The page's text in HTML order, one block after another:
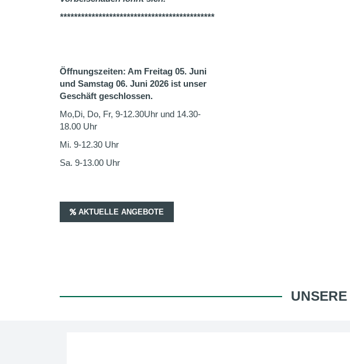
********************************************
Öffnungszeiten: Am Freitag 05. Juni
und Samstag 06. Juni 2026 ist unser
Geschäft geschlossen.
Mo,Di, Do, Fr, 9-12.30Uhr und 14.30-
18.00 Uhr
Mi. 9-12.30 Uhr
Sa. 9-13.00 Uhr
AKTUELLE ANGEBOTE
UNSERE